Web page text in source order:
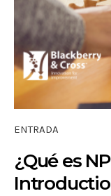
ENTRADA
¿Qué es